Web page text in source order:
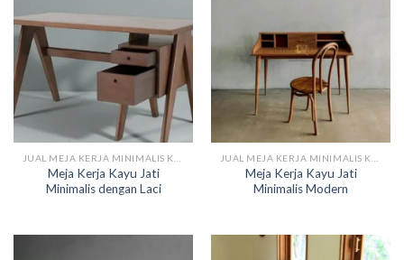
Meja Kerja Kayu Jati
Minimalis dengan Laci
Meja Kerja Kayu Jati
Minimalis Modern